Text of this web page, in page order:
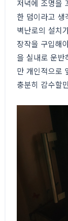
저녁에 조명을
한 덤이라고 생
벽난로의 설치
장작을 구입해
을 실내로 운반
만 개인적으로
충분히 감수할